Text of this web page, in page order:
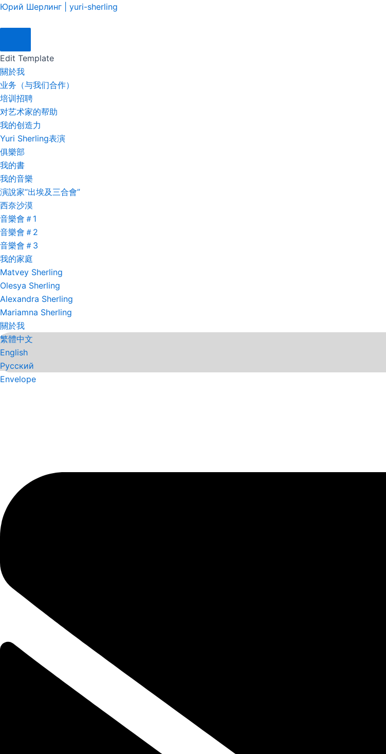
跳
內
容
Юрий Шерлинг | yuri-sherling
Edit Template
Menu
關於我
业务（与我们合作）
培训招聘
对艺术家的帮助
我的创造力
Yuri Sherling表演
俱樂部
我的書
我的音樂
演說家“出埃及三合會”
西奈沙漠
音樂會＃1
音樂會＃2
音樂會＃3
我的家庭
Matvey Sherling
Olesya Sherling
Alexandra Sherling
Mariamna Sherling
關於我
繁體中文
English
Русский
Envelope